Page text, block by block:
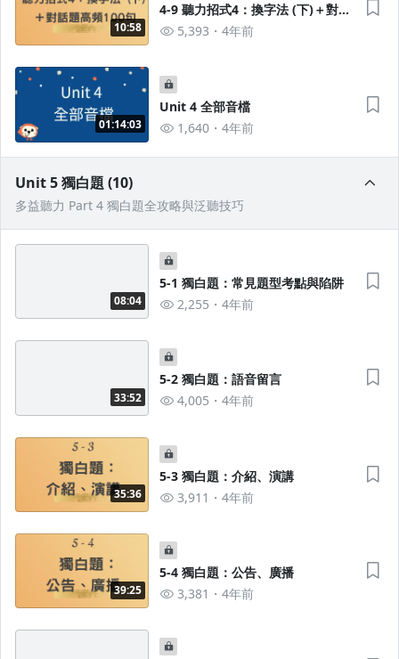
10:58
4-9 聽力招式4：換字法 (下)＋對話
題高頻100句 X 三國口音音檔
5,393 4年前
01:14:03
Unit 4 全部音檔
1,640
4年前
Unit 5 獨白題 (10)
多益聽力 Part 4 獨白題全攻略與泛聽技巧
08:04
5-1 獨白題：常見題型考點與陷阱
2,255
4年前
33:52
5-2 獨白題：語音留言
4,005
4年前
35:36
5-3 獨白題：介紹、演講
3,911
4年前
39:25
5-4 獨白題：公告、廣播
3,381
4年前